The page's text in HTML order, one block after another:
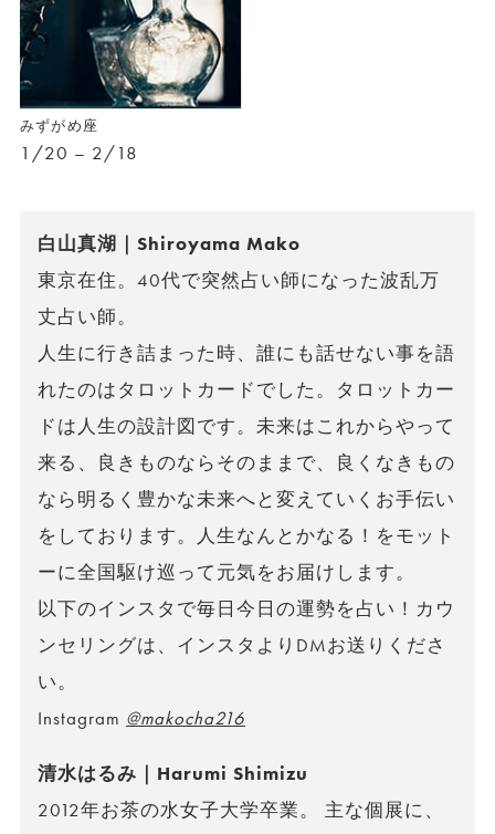
みずがめ座
1/20 – 2/18
白山真湖｜Shiroyama Mako
東京在住。40代で突然占い師になった波乱万
丈占い師。
人生に行き詰まった時、誰にも話せない事を語
れたのはタロットカードでした。タロットカー
ドは人生の設計図です。未来はこれからやって
来る、良きものならそのままで、良くなきもの
なら明るく豊かな未来へと変えていくお手伝い
をしております。人生なんとかなる！をモット
ーに全国駆け巡って元気をお届けします。
以下のインスタで毎日今日の運勢を占い！カウ
ンセリングは、インスタよりDMお送りくださ
い。
Instagram @makocha216
清水はるみ｜Harumi Shimizu
2012年お茶の水女子大学卒業。 主な個展に、